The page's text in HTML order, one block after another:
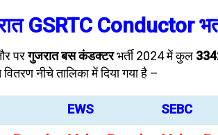
GSRTC Conductor
परगुजरात बस कंडक्टरभर्ती 2024 में कुल
नीचे तालिका में दिया गया है –
EWS SEBC